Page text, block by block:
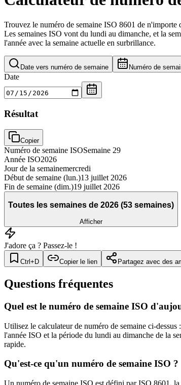
Trouvez le numéro de semaine ISO 8601 de n'importe
Les semaines ISO vont du lundi au dimanche, et la
l'année avec la semaine actuelle en surbrillance.
Date vers numéro de semaine Numéro de
Date
Résultat
Copier
Numéro de semaine ISOSemaine 29
Année ISO2026
Jour de la semainemercredi
Début de semaine (lun.)13 juillet 2026
Fin de semaine (dim.)19 juillet 2026
Toutes les semaines de 2026 (53 semaines)
Afficher
J'adore ça ? Passez-le !
Ctrl+D Copier le lien Partagez avec des
Questions fréquentes
Quel est le numéro de semaine ISO
Utilisez le calculateur de numéro de semaine ci-
l'année ISO et la période du lundi au dimanche de la
rapide.
Qu'est-ce qu'un numéro de semaine ISO ?
Un numéro de semaine ISO est défini par ISO 8601,